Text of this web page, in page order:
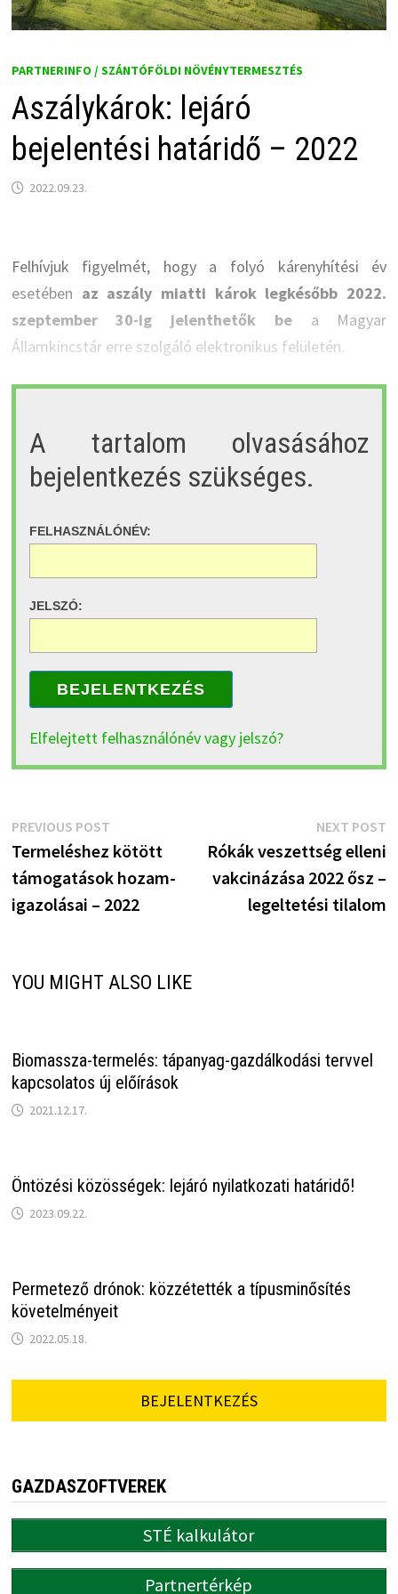
PARTNERINFO / SZÁNTÓFÖLDI NÖVÉNYTERMESZTÉS
Aszálykárok: lejáró
bejelentési határidő – 2022
2022.09.23.
Felhívjuk figyelmét, hogy a folyó kárenyhítési év
esetében az aszály miatti károk legkésőbb 2022.
szeptember 30-ig jelenthetők bea Magyar
Államkincstár erre szolgáló elektronikus felületén.
A tartalom olvasásához
bejelentkezés szükséges.
FELHASZNÁLÓNÉV:
JELSZÓ:
BEJELENTKEZÉS
Elfelejtett felhasználónév vagy jelszó?
Bejegyzés
navigáció
PREVIOUS POSTPrevious
post:
Termeléshez kötött
támogatások hozam-
igazolásai – 2022
NEXT POST
Rókák veszettség elleni
vakcinázása 2022 ősz –
legeltetési tilalom
YOU MIGHT ALSO LIKE
Biomassza-termelés: tápanyag-gazdálkodási tervvel
kapcsolatos új előírások
2021.12.17.
Öntözési közösségek: lejáró nyilatkozati határidő!
2023.09.22.
Permetező drónok: közzétették a típusminősítés
követelményeit
2022.05.18.
BEJELENTKEZÉS
GAZDASZOFTVEREK
STÉ kalkulátor
Partnertérkép